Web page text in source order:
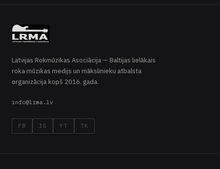
Latvijas Rokmūzikas Asociācija — Baltijas lielākais
roka mūzikas medijs un mākslinieku atbalsta
organizācija kopš 2016. gada.
info@lrma.lv
FB IG YT TK